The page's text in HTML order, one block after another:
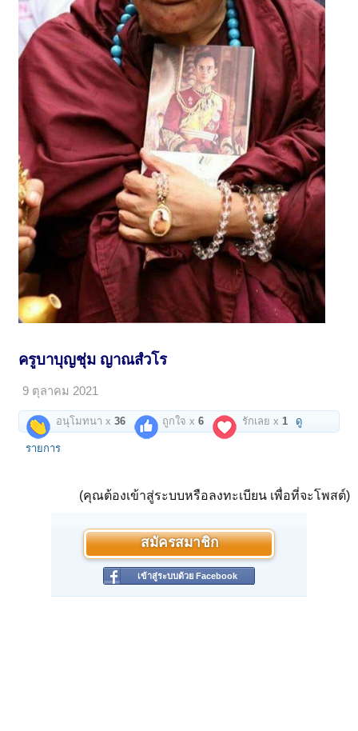
ครูบาบุญชุ่ม ญาณสํวโร
9 ตุลาคม 2021
อนุโมทนา x36 ถูกใจ x6 รักเลย x 1 ดู
รายการ
(คุณต้องเข้าสู่ระบบหรือลงทะเบียน เพื่อที่จะโพสต์)
สมัครสมาชิก
เข้าสู่ระบบด้วย Facebook